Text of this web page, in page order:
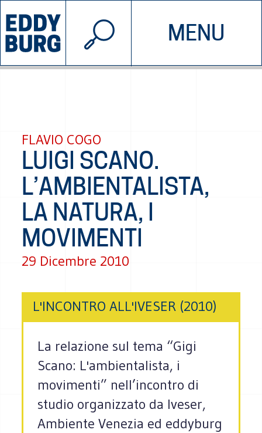
MENU
INIZIATIVE CHI SIAMO
© 2026 EDDYBURG
FLAVIO COGO
LUIGI SCANO.
L’AMBIENTALISTA,
LA NATURA, I
MOVIMENTI
29 Dicembre 2010
L'INCONTRO ALL'IVESER (2010)
La relazione sul tema “Gigi
Scano: L'ambientalista, i
movimenti” nell’incontro di
studio organizzato da Iveser,
Ambiente Venezia ed eddyburg